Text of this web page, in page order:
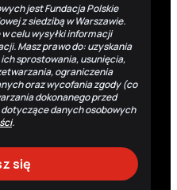
jest Fundacja Polskie
z siedzibą w Warszawie.
celu wysyłki informacji
Masz prawo do: uzyskania
sprostowania, usunięcia,
ograniczenia
oraz wycofania zgody (co
dokonanego przed
danych osobowych
.